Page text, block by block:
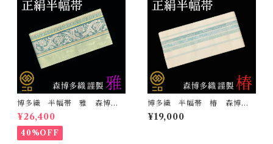
博多織 半幅帯 雅 森博多
織 正絹 リバーシブル 長
さ/3m78cm 日本製 和装
小袋帯 半巾帯
¥26,400
40%OFF
博多織 半幅帯 椿 森博多
織 正絹 長さ/3m78cm 日
本製 和装 小袋帯 半巾帯
¥19,000